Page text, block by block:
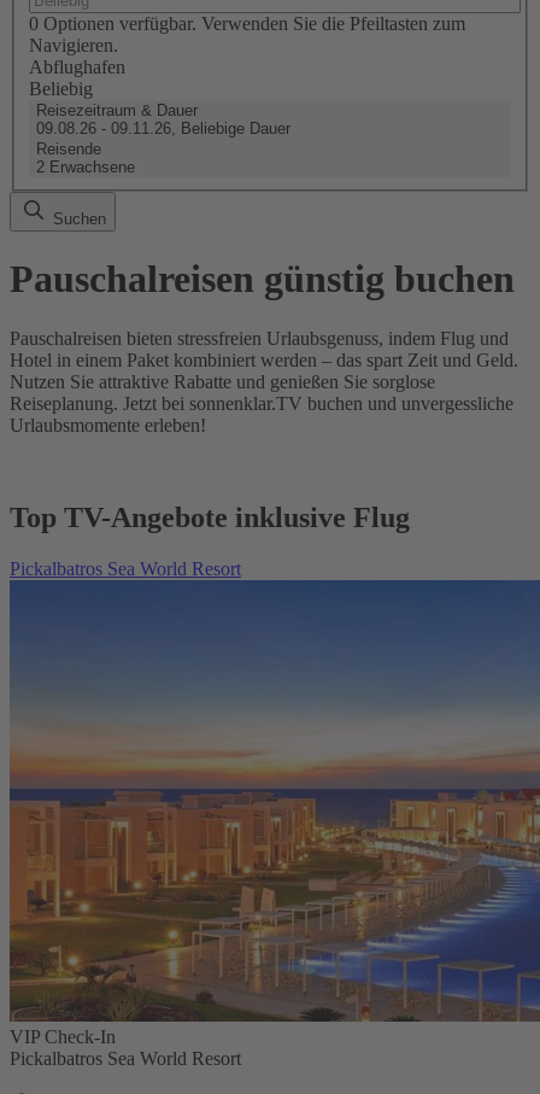
0 Optionen verfügbar. Verwenden Sie die Pfeiltasten zum
Navigieren.
Abflughafen
Beliebig
Reisezeitraum & Dauer
09.08.26 - 09.11.26, Beliebige Dauer
Reisende
2 Erwachsene
Suchen
Pauschalreisen günstig buchen
Pauschalreisen bieten stressfreien Urlaubsgenuss, indem Flug und
Hotel in einem Paket kombiniert werden – das spart Zeit und Geld.
Nutzen Sie attraktive Rabatte und genießen Sie sorglose
Reiseplanung. Jetzt bei sonnenklar.TV buchen und unvergessliche
Urlaubsmomente erleben!
Top TV-Angebote inklusive Flug
Pickalbatros Sea World Resort
VIP Check-In
Pickalbatros Sea World Resort